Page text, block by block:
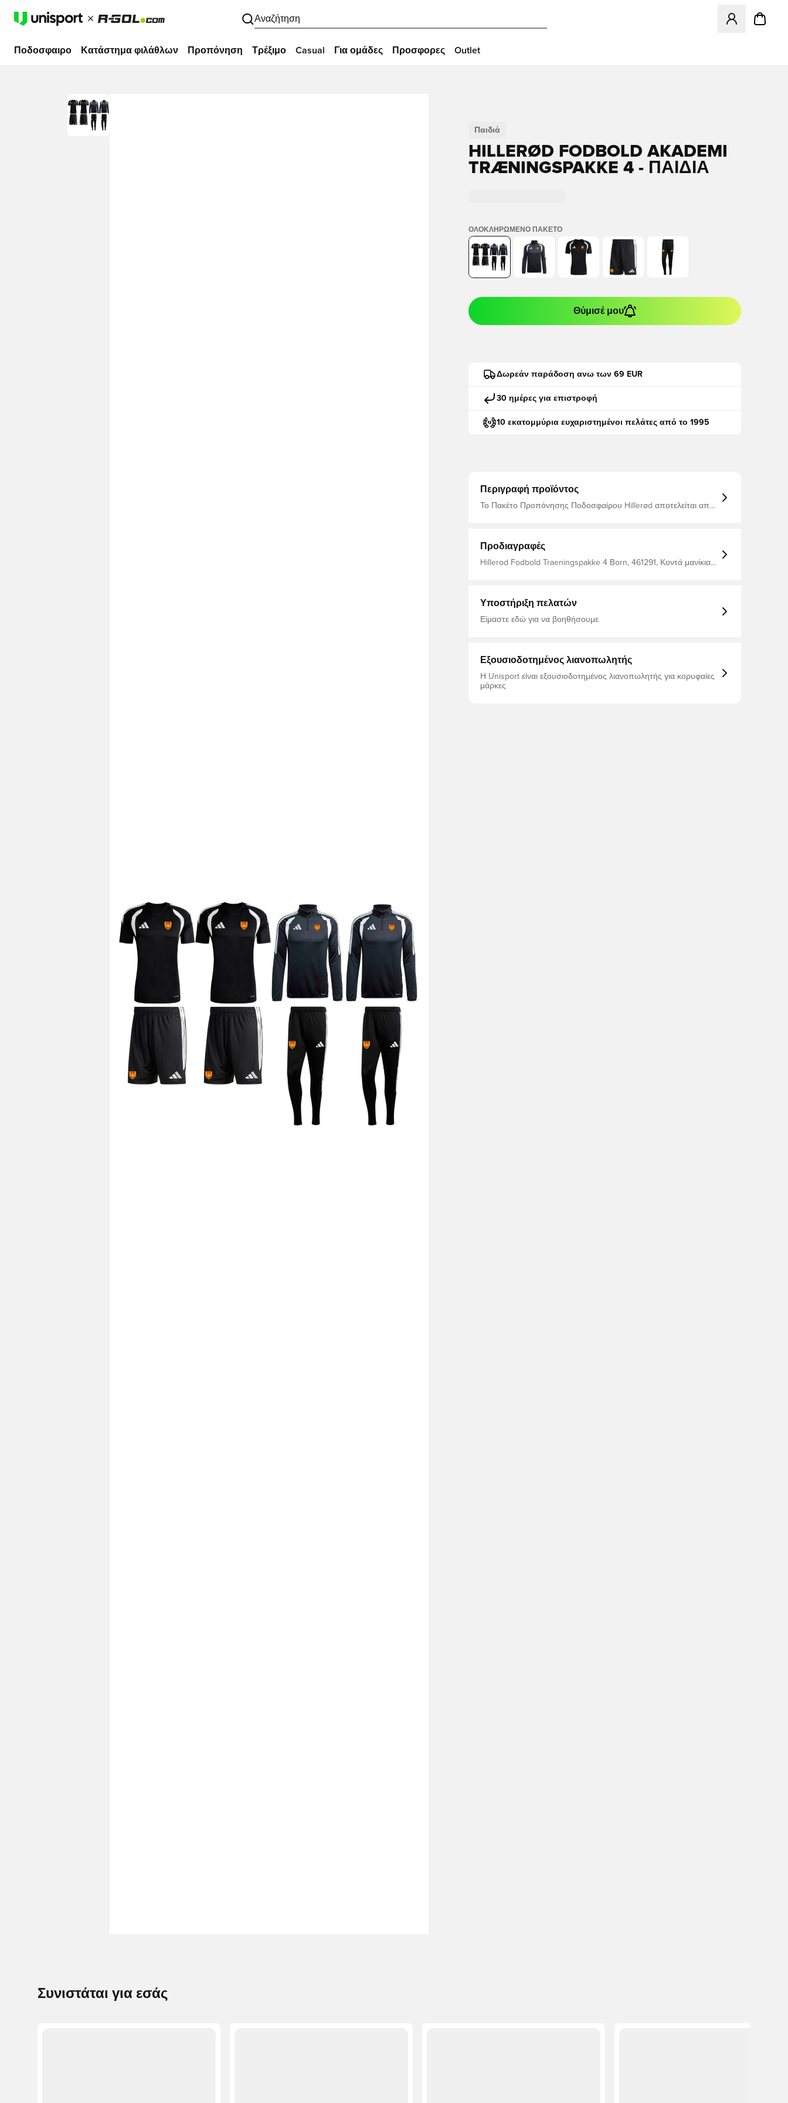
Αναζήτηση
Ανοίγει ένα
Ποδοσφαιρο Κατάστημα φιλάθλων Προπόνηση Τρέξιμο Casual Για ομάδες Προσφορες Outlet
Παιδιά
HILLERØD FODBOLD AKADEMI
TRÆNINGSPAKKE 4 - ΠΑΙΔΙΆ
ΟΛΟΚΛΗΡΩΜΈΝΟ ΠΑΚΈΤΟ
Θύμισέ μου
Δωρεάν παράδοση ανω των 69 EUR
30 ημέρες για επιστροφή
10 εκατομμύρια ευχαριστημένοι πελάτες από το 1995
Περιγραφή προϊόντος
Το Πακέτο Προπόνησης Ποδοσφαίρου Hillerød αποτελείται από
Προδιαγραφές
Hillerod Fodbold Traeningspakke 4 Born, 461291, Κοντά μανίκια,
Υποστήριξη πελατών
Είμαστε εδώ για να βοηθήσουμε
Εξουσιοδοτημένος λιανοπωλητής
Η Unisport είναι εξουσιοδοτημένος λιανοπωλητής για κορυφαίες
μάρκες
Συνιστάται για εσάς